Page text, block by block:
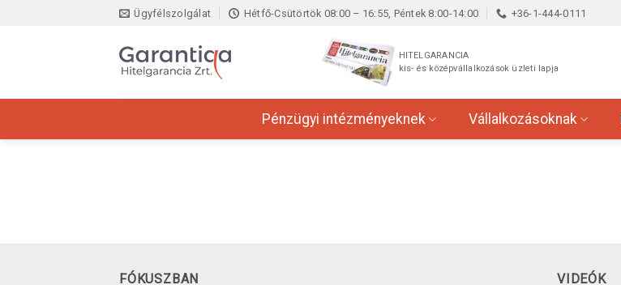
Ügyfélszolgálat Hétfő-Csütörtök 08:00 – 16:55, Péntek 8:00-14:00 +36-1-444-0111
HITELGARANCIA
kis- és középvállalkozások üzleti lapja
Pénzügyi intézményeknek Vállalkozásoknak
FÓKUSZBAN VIDEÓK